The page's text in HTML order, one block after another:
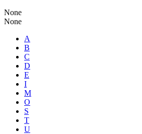
None
None
A
B
C
D
E
I
M
O
S
T
U